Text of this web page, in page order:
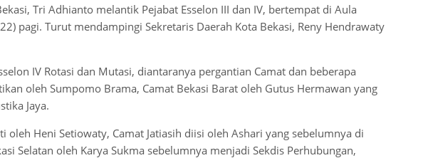
Tri Adhianto melantik Pejabat Esselon III dan IV, bertempat di Aula
pagi. Turut mendampingi Sekretaris Daerah Kota Bekasi, Reny Hendrawaty
IV Rotasi dan Mutasi, diantaranya pergantian Camat dan beberapa
oleh Sumpomo Brama, Camat Bekasi Barat oleh Gutus Hermawan yang
Jaya.
oleh Heni Setiowaty, Camat Jatiasih diisi oleh Ashari yang sebelumnya di
Selatan oleh Karya Sukma sebelumnya menjadi Sekdis Perhubungan,